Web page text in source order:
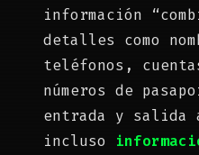
información
detalles como
teléfonos,
números de
entrada y
incluso